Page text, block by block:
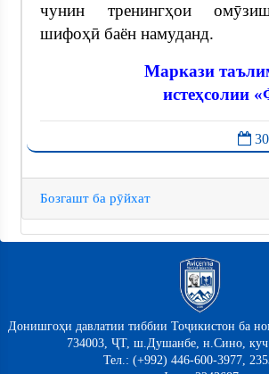
чунин тренингҳои
шифоҳӣ баён намуданд.
Маркази
истеҳсолии
Бозгашт ба рӯйхат
Донишгоҳи давлатии тиббии Тоҷикистон ба
734003, ҶТ, ш.Душанбе, н.Сино,
Тел.: (+992) 446-600-3977,